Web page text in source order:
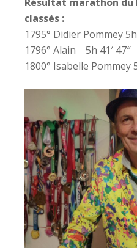
classés :
1795° Didier Pommey 5h
1796° Alain 5h 41′ 47″
1800° Isabelle Pommey